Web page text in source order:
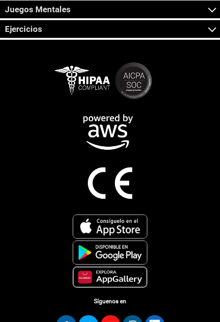
Juegos Mentales
Ejercicios
Síguenos en